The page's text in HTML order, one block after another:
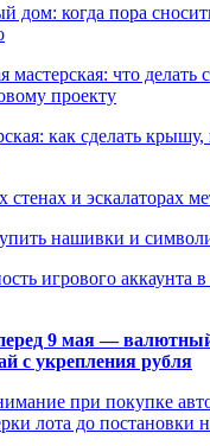
дом: когда пора
мастерская: что делать
проекту
как сделать крышу,
стенах и эскалаторах
нашивки и
игрового аккаунта
9 мая —
с укрепления рубля
при покупке
лота до постановки